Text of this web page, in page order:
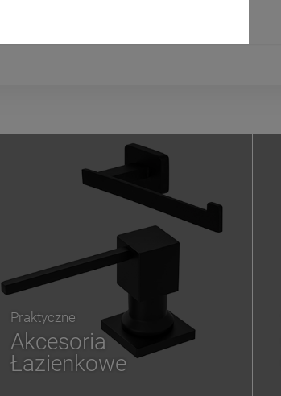
Praktyczne
Akcesoria
Łazienkowe